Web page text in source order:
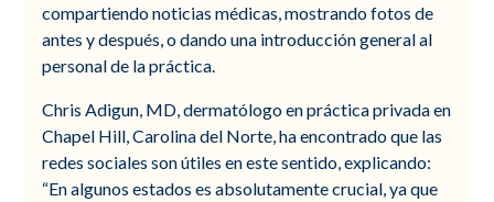
compartiendo noticias médicas, mostrando fotos de
antes y después, o dando una introducción general al
personal de la práctica.
Chris Adigun, MD, dermatólogo en práctica privada en
Chapel Hill, Carolina del Norte, ha encontrado que las
redes sociales son útiles en este sentido, explicando:
“En algunos estados es absolutamente crucial, ya que